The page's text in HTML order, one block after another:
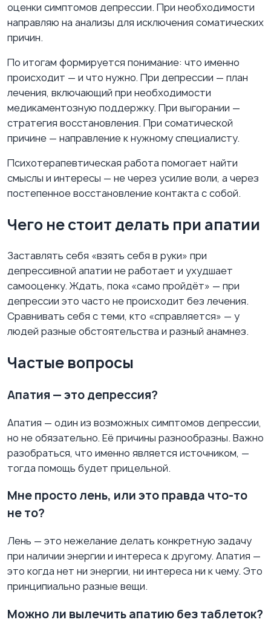
оценки симптомов депрессии. При необходимости
направляю на анализы для исключения соматических
причин.
По итогам формируется понимание: что именно
происходит — и что нужно. При депрессии — план
лечения, включающий при необходимости
медикаментозную поддержку. При выгорании —
стратегия восстановления. При соматической
причине — направление к нужному специалисту.
Психотерапевтическая работа помогает найти
смыслы и интересы — не через усилие воли, а через
постепенное восстановление контакта с собой.
Чего не стоит делать при апатии
Заставлять себя «взять себя в руки» при
депрессивной апатии не работает и ухудшает
самооценку. Ждать, пока «само пройдёт» — при
депрессии это часто не происходит без лечения.
Сравнивать себя с теми, кто «справляется» — у
людей разные обстоятельства и разный анамнез.
Частые вопросы
Апатия — это депрессия?
Апатия — один из возможных симптомов депрессии,
но не обязательно. Её причины разнообразны. Важно
разобраться, что именно является источником, —
тогда помощь будет прицельной.
Мне просто лень, или это правда что-то
не то?
Лень — это нежелание делать конкретную задачу
при наличии энергии и интереса к другому. Апатия —
это когда нет ни энергии, ни интереса ни к чему. Это
принципиально разные вещи.
Можно ли вылечить апатию без таблеток?